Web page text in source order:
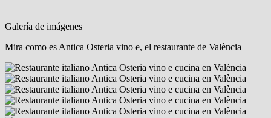
Galería de imágenes
Mira como esAntica Osteria vino e, el restaurante de València